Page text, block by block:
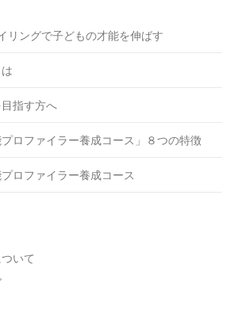
リングで子どもの才能を伸ばす
指す方へ
ロファイラー養成コース」８つの特徴
ロファイラー養成コース
いて